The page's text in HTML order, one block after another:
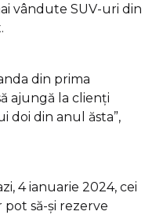
vândute SUV-uri din
din prima
ajungă la clienți
doi din anul ăsta”,
4 ianuarie 2024, cei
să-și rezerve